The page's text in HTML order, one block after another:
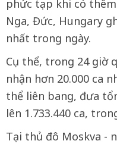
phức tạp khi có
Nga, Đức, Hungary
nhất trong ngày.
Cụ thể, trong 24 giờ
nhận hơn 20.000 ca
thể liên bang, đưa
lên 1.733.440 ca,
Tại thủ đô Moskva -